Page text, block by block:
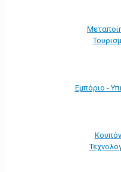
Εμπόριο -